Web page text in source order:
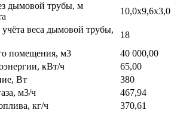
дымовой трубы, м
10,0х9,6х3,0
учёта веса дымовой трубы,
18
помещения, м3
40 000,00
кВт/ч
65,00
Вт
380
м3/ч
467,94
кг/ч
370,61